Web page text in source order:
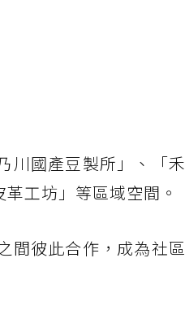
川國產豆製所」、「禾
工坊」等區域空間。
間彼此合作，成為社區